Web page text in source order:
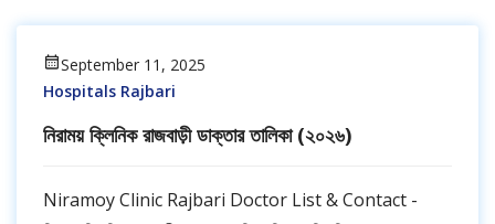
September 11, 2025
Hospitals Rajbari
নিরাময় ক্লিনিক রাজবাড়ী ডাক্তার তালিকা (২০২৬)
Niramoy Clinic Rajbari Doctor List & Contact -